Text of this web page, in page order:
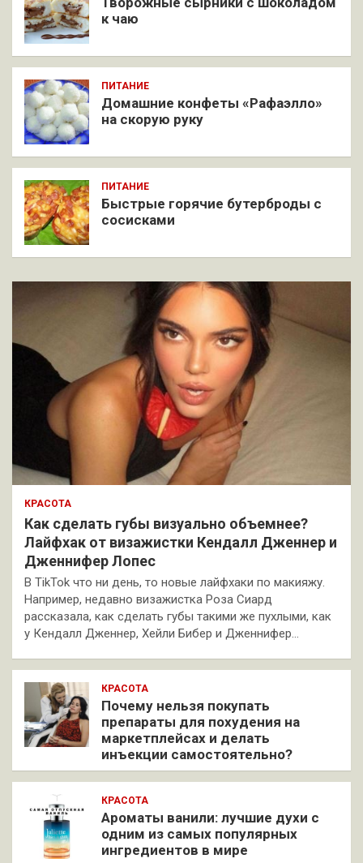
к чаю
ПИТАНИЕ
Домашние конфеты «Рафаэлло»
на скорую руку
ПИТАНИЕ
Быстрые горячие бутерброды с
сосисками
КРАСОТА
Как сделать губы визуально объемнее?
Лайфхак от визажистки Кендалл Дженнер и
Дженнифер Лопес
В TikTok что ни день, то новые лайфхаки по макияжу.
Например, недавно визажистка Роза Сиард
рассказала, как сделать губы такими же пухлыми, как
у Кендалл Дженнер, Хейли Бибер и Дженнифер…
КРАСОТА
Почему нельзя покупать
препараты для похудения на
маркетплейсах и делать
инъекции самостоятельно?
КРАСОТА
Ароматы ванили: лучшие духи с
одним из самых популярных
ингредиентов в мире